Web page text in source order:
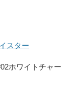
スター
ホワイトチャー